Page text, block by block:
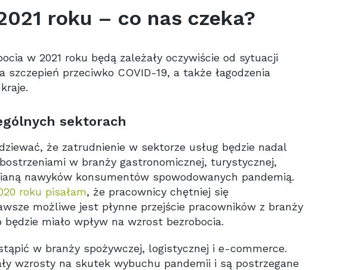
roku – co nas czeka?
w 2021 roku będą zależały oczywiście od sytuacji
przeciwko COVID-19, a także łagodzenia
sektorach
że zatrudnienie w sektorze usług będzie nadal
w branży gastronomicznej, turystycznej,
nawyków konsumentów spowodowanych pandemią.
roku pisałam, że pracownicy chętniej się
możliwe jest płynne przejście pracowników z branży
miało wpływ na wzrost bezrobocia.
w branży spożywczej, logistycznej i e-commerce.
wzrosty na skutek wybuchu pandemii i są postrzegane